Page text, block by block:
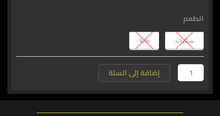
الطعم
شيكولاتة فانيلا
نيترا
كرياتين
NPP
+
معصم
إضافة إلى السلة